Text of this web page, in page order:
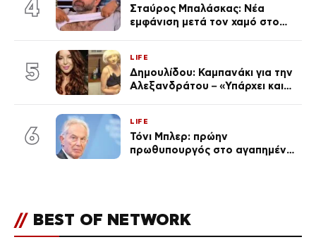
4
Σταύρος Μπαλάσκας: Νέα
εμφάνιση μετά τον χαμό στο
5
LIFE
Δημουλίδου: Καμπανάκι για την
Αλεξανδράτου – «Υπάρχει και
6
LIFE
Τόνι Μπλερ: πρώην
πρωθυπουργός στο αγαπημένο
// BEST OF NETWORK